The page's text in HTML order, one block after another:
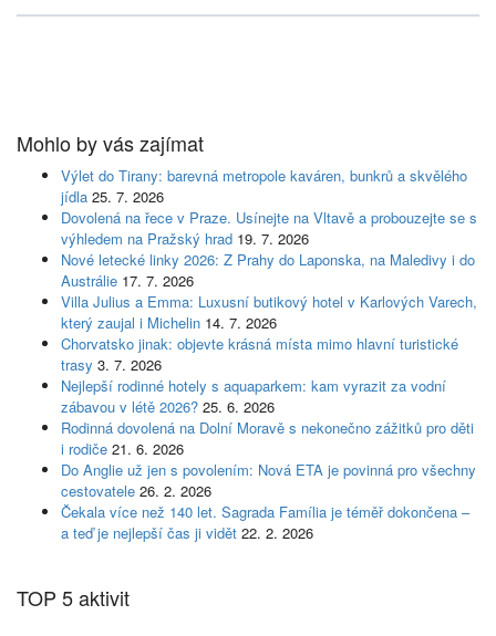
Mohlo by vás zajímat
Výlet do Tirany: barevná metropole kaváren, bunkrů a skvělého
jídla 25. 7. 2026
Dovolená na řece v Praze. Usínejte na Vltavě a probouzejte se s
výhledem na Pražský hrad 19. 7. 2026
Nové letecké linky 2026: Z Prahy do Laponska, na Maledivy i do
Austrálie 17. 7. 2026
Villa Julius a Emma: Luxusní butikový hotel v Karlových Varech,
který zaujal i Michelin 14. 7. 2026
Chorvatsko jinak: objevte krásná místa mimo hlavní turistické
trasy 3. 7. 2026
Nejlepší rodinné hotely s aquaparkem: kam vyrazit za vodní
zábavou v létě 2026? 25. 6. 2026
Rodinná dovolená na Dolní Moravě s nekonečno zážitků pro děti
i rodiče 21. 6. 2026
Do Anglie už jen s povolením: Nová ETA je povinná pro všechny
cestovatele 26. 2. 2026
Čekala více než 140 let. Sagrada Família je téměř dokončena –
a teď je nejlepší čas ji vidět 22. 2. 2026
TOP 5 aktivit